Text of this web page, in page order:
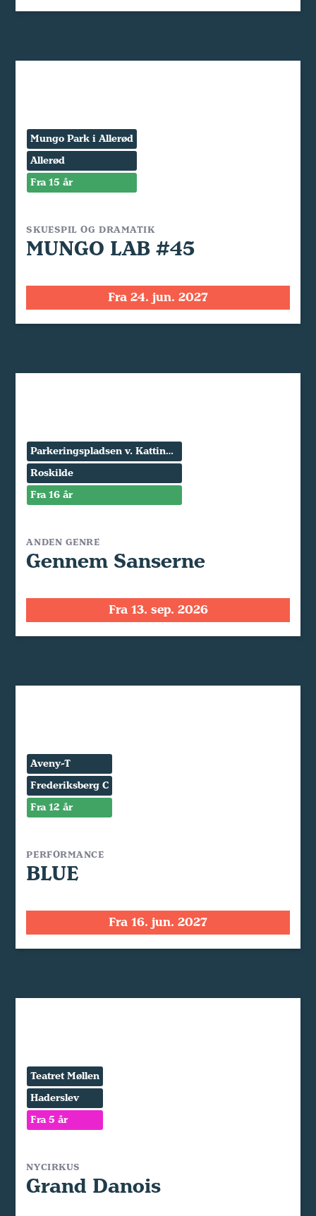
Mungo Park i Allerød
Allerød
Fra 15 år
SKUESPIL OG DRAMATIK
MUNGO LAB #45
Fra 24. jun. 2027
Parkeringspladsen v. Kattinge Værk
Roskilde
Fra 16 år
ANDEN GENRE
Gennem Sanserne
Fra 13. sep. 2026
Aveny-T
Frederiksberg C
Fra 12 år
PERFORMANCE
BLUE
Fra 16. jun. 2027
Teatret Møllen
Haderslev
Fra 5 år
NYCIRKUS
Grand Danois